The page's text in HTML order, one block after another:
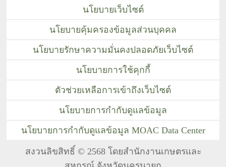
สงวนลิขสิทธิ์ © 2568 โดยสำนักงานเกษตรและ
นโยบายเว็บไซต์
นโยบายคุ้มครองข้อมูลส่วนบุคคล
นโยบายรักษาความมั่นคงปลอดภัยเว็บไซต์
นโยบายการใช้คุกกี้
ตัวช่วยเหลือการเข้าถึงเว็บไซต์
นโยบายการกำกับดูแลข้อมูล
นโยบายการกำกับดูแลข้อมูล MOAC Data Center